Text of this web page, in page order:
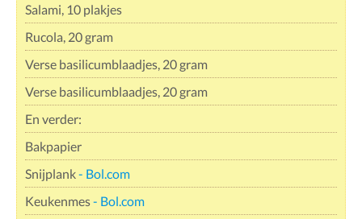
Salami, 10 plakjes
Rucola, 20 gram
Verse basilicumblaadjes, 20 gram
Verse basilicumblaadjes, 20 gram
En verder:
Bakpapier
Snijplank- Bol.com
Keukenmes- Bol.com